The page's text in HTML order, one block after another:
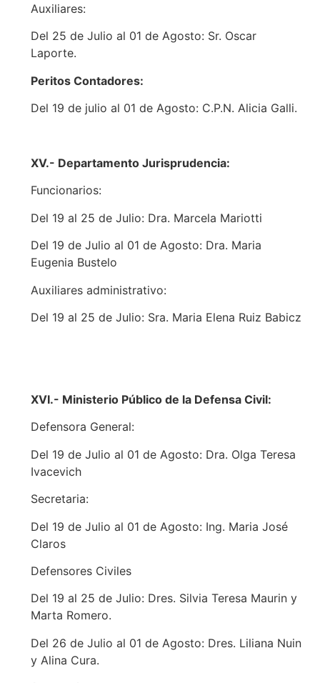
Auxiliares:
Del 25 de Julio al 01 de Agosto: Sr. Oscar
Laporte.
Peritos Contadores:
Del 19 de julio al 01 de Agosto: C.P.N. Alicia Galli.
XV.- Departamento Jurisprudencia:
Funcionarios:
Del 19 al 25 de Julio: Dra. Marcela Mariotti
Del 19 de Julio al 01 de Agosto: Dra. Maria
Eugenia Bustelo
Auxiliares administrativo:
Del 19 al 25 de Julio: Sra. Maria Elena Ruiz Babicz
XVI.- Ministerio Público de la Defensa Civil:
Defensora General:
Del 19 de Julio al 01 de Agosto: Dra. Olga Teresa
Ivacevich
Secretaria:
Del 19 de Julio al 01 de Agosto: Ing. Maria José
Claros
Defensores Civiles
Del 19 al 25 de Julio: Dres. Silvia Teresa Maurin y
Marta Romero.
Del 26 de Julio al 01 de Agosto: Dres. Liliana Nuin
y Alina Cura.